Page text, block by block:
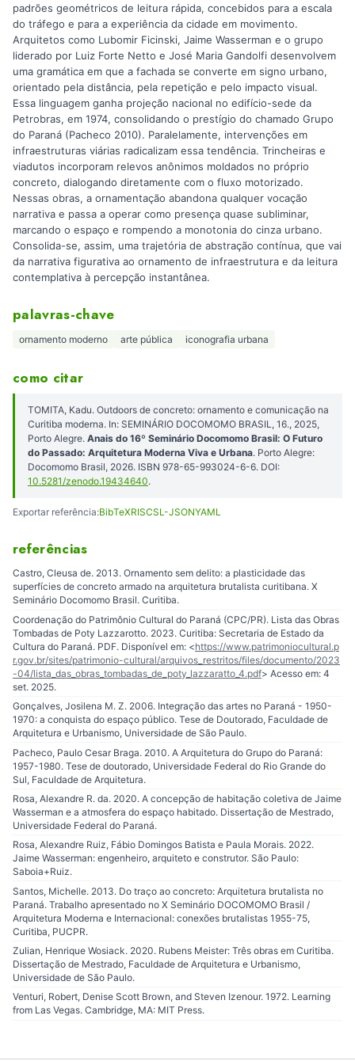
padrões geométricos de leitura rápida, concebidos para a escala
do tráfego e para a experiência da cidade em movimento.
Arquitetos como Lubomir Ficinski, Jaime Wasserman e o grupo
liderado por Luiz Forte Netto e José Maria Gandolfi desenvolvem
uma gramática em que a fachada se converte em signo urbano,
orientado pela distância, pela repetição e pelo impacto visual.
Essa linguagem ganha projeção nacional no edifício-sede da
Petrobras, em 1974, consolidando o prestígio do chamado Grupo
do Paraná (Pacheco 2010). Paralelamente, intervenções em
infraestruturas viárias radicalizam essa tendência. Trincheiras e
viadutos incorporam relevos anônimos moldados no próprio
concreto, dialogando diretamente com o fluxo motorizado.
Nessas obras, a ornamentação abandona qualquer vocação
narrativa e passa a operar como presença quase subliminar,
marcando o espaço e rompendo a monotonia do cinza urbano.
Consolida-se, assim, uma trajetória de abstração contínua, que vai
da narrativa figurativa ao ornamento de infraestrutura e da leitura
contemplativa à percepção instantânea.
palavras-chave
ornamento moderno arte pública iconografia urbana
como citar
TOMITA, Kadu. Outdoors de concreto: ornamento e comunicação na
Curitiba moderna. In: SEMINÁRIO DOCOMOMO BRASIL, 16., 2025,
Porto Alegre. Anais do 16º Seminário Docomomo Brasil: O Futuro
do Passado: Arquitetura Moderna Viva e Urbana. Porto Alegre:
Docomomo Brasil, 2026. ISBN 978-65-993024-6-6. DOI:
10.5281/zenodo.19434640.
Exportar referência:BibTeXRISCSL-JSONYAML
referências
Castro, Cleusa de. 2013. Ornamento sem delito: a plasticidade das
superfícies de concreto armado na arquitetura brutalista curitibana. X
Seminário Docomomo Brasil. Curitiba.
Coordenação do Patrimônio Cultural do Paraná (CPC/PR). Lista das Obras
Tombadas de Poty Lazzarotto. 2023. Curitiba: Secretaria de Estado da
Cultura do Paraná. PDF. Disponível em: <https://www.patrimoniocultural.p
r.gov.br/sites/patrimonio-cultural/arquivos_restritos/files/documento/2023
-04/lista_das_obras_tombadas_de_poty_lazzaratto_4.pdf> Acesso em: 4
set. 2025.
Gonçalves, Josilena M. Z. 2006. Integração das artes no Paraná - 1950-
1970: a conquista do espaço público. Tese de Doutorado, Faculdade de
Arquitetura e Urbanismo, Universidade de São Paulo.
Pacheco, Paulo Cesar Braga. 2010. A Arquitetura do Grupo do Paraná:
1957-1980. Tese de doutorado, Universidade Federal do Rio Grande do
Sul, Faculdade de Arquitetura.
Rosa, Alexandre R. da. 2020. A concepção de habitação coletiva de Jaime
Wasserman e a atmosfera do espaço habitado. Dissertação de Mestrado,
Universidade Federal do Paraná.
Rosa, Alexandre Ruiz, Fábio Domingos Batista e Paula Morais. 2022.
Jaime Wasserman: engenheiro, arquiteto e construtor. São Paulo:
Saboia+Ruiz.
Santos, Michelle. 2013. Do traço ao concreto: Arquitetura brutalista no
Paraná. Trabalho apresentado no X Seminário DOCOMOMO Brasil /
Arquitetura Moderna e Internacional: conexões brutalistas 1955-75,
Curitiba, PUCPR.
Zulian, Henrique Wosiack. 2020. Rubens Meister: Três obras em Curitiba.
Dissertação de Mestrado, Faculdade de Arquitetura e Urbanismo,
Universidade de São Paulo.
Venturi, Robert, Denise Scott Brown, and Steven Izenour. 1972. Learning
from Las Vegas. Cambridge, MA: MIT Press.